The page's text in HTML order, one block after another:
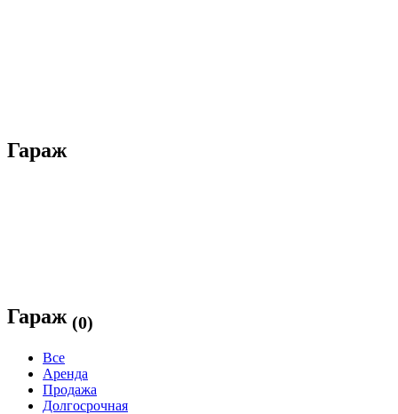
Гараж
Гараж (0)
Все
Аренда
Продажа
Долгосрочная